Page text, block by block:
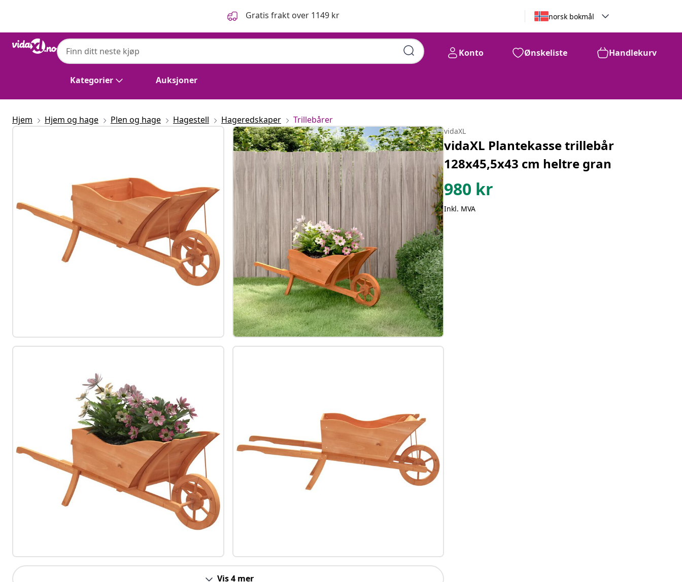
Gratis frakt over 1149 kr norsk bokmål
Kategorier Auksjoner
Konto Ønskeliste Handlekurv
Hjem Hjem og hage Plen og hage Hagestell Hageredskaper Trillebårer
Vis 4 mer
vidaXL
vidaXL Plantekasse trillebår
128x45,5x43 cm heltre gran
980 kr
Inkl. MVA